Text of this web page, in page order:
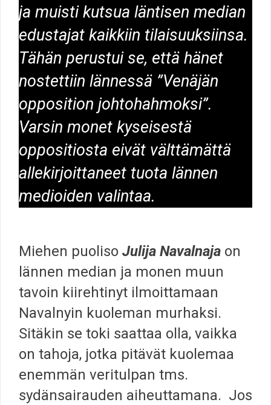
ja muisti kutsua läntisen median
edustajat kaikkiin tilaisuuksiinsa.
Tähän perustui se, että hänet
nostettiin lännessä ”Venäjän
opposition johtohahmoksi”.
Varsin monet kyseisestä
oppositiosta eivät välttämättä
allekirjoittaneet tuota lännen
medioiden valintaa.
Miehen puoliso Julija Navalnaja on
lännen median ja monen muun
tavoin kiirehtinyt ilmoittamaan
Navalnyin kuoleman murhaksi.
Sitäkin se toki saattaa olla, vaikka
on tahoja, jotka pitävät kuolemaa
enemmän veritulpan tms.
sydänsairauden aiheuttamana. Jos